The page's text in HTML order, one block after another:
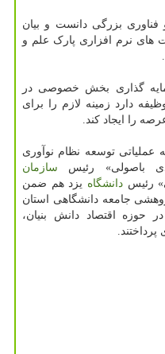
بزرگی دانست و بیان
های نرم افزاری پارک علم و
گذاری بخش خصوصی در
دارد زمینه لازم را برای
را ایجاد کند.
عملیاتی توسعه نظام نوآوری
باصولی» رئیس سازمان
رئیس دانشگاه یزد هم ضمن
جامعه دانشگاهی استان
حوزه اقتصاد دانش بنیان،